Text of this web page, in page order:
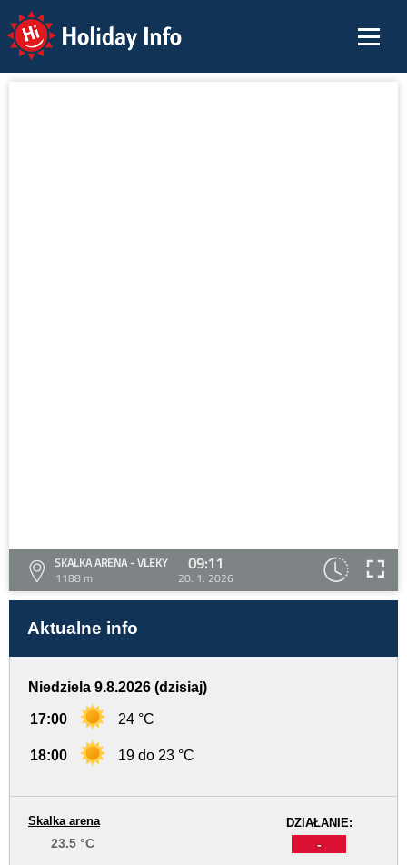
Holiday Info
SKALKA ARENA - VLEKY
1188 m
09:11
20. 1. 2026
Aktualne info
Niedziela 9.8.2026 (dzisiaj)
17:00 24 °C
18:00 19 do 23 °C
DZIAŁANIE:
-
Skalka arena
23.5 °C